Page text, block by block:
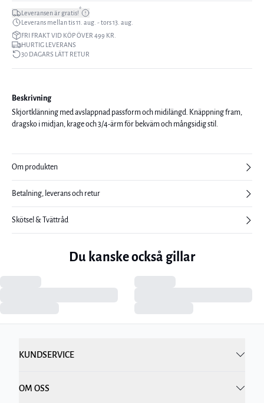
Leveransen är gratis!*
Leverans mellan tis 11. aug. - tors 13. aug.
FRI FRAKT VID KÖP ÖVER 499 KR.
HURTIG LEVERANS
30 DAGARS LÄTT RETUR
Beskrivning
Skjortklänning med avslappnad passform och midilängd. Knäppning fram,
dragsko i midjan, krage och 3/4-ärm för bekväm och mångsidig stil.
Om produkten
Betalning, leverans och retur
Skötsel & Tvättråd
Du kanske också gillar
KUNDSERVICE
OM OSS